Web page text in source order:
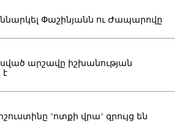
Փաշինյանն ու Ժապարովը
արշավը իշխանության
է
"ոտքի վրա" զրույց են